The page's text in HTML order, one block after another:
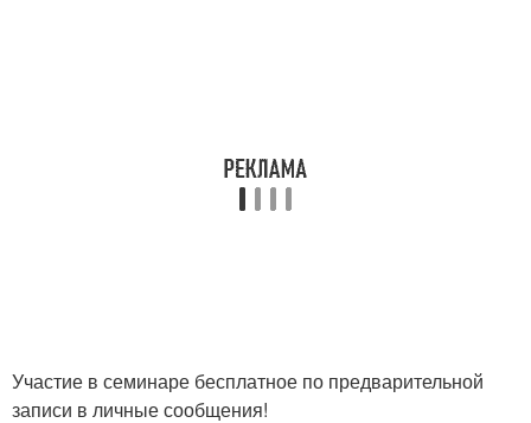
Участие в семинаре бесплатное по предварительной
записи в личные сообщения!